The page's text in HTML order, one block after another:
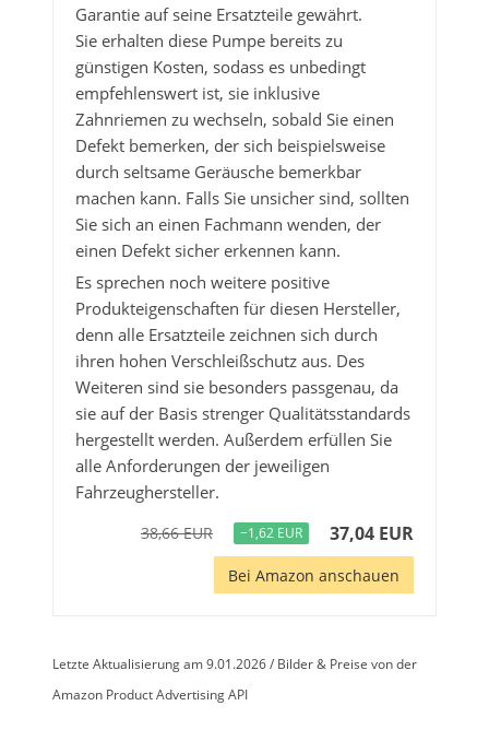
Garantie auf seine Ersatzteile gewährt.
Sie erhalten diese Pumpe bereits zu
günstigen Kosten, sodass es unbedingt
empfehlenswert ist, sie inklusive
Zahnriemen zu wechseln, sobald Sie einen
Defekt bemerken, der sich beispielsweise
durch seltsame Geräusche bemerkbar
machen kann. Falls Sie unsicher sind, sollten
Sie sich an einen Fachmann wenden, der
einen Defekt sicher erkennen kann.
Es sprechen noch weitere positive
Produkteigenschaften für diesen Hersteller,
denn alle Ersatzteile zeichnen sich durch
ihren hohen Verschleißschutz aus. Des
Weiteren sind sie besonders passgenau, da
sie auf der Basis strenger Qualitätsstandards
hergestellt werden. Außerdem erfüllen Sie
alle Anforderungen der jeweiligen
Fahrzeughersteller.
38,66 EUR −1,62 EUR 37,04 EUR
Bei Amazon anschauen
Letzte Aktualisierung am 9.01.2026 / Bilder & Preise von der
Amazon Product Advertising API